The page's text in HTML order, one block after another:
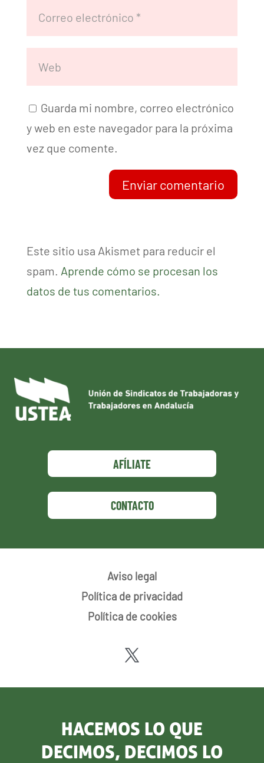
Guarda mi nombre, correo electrónico
y web en este navegador para la próxima
vez que comente.
Enviar comentario
Este sitio usa Akismet para reducir el
spam. Aprende cómo se procesan los
datos de tus comentarios.
AFÍLIATE
CONTACTO
Aviso legal
Política de privacidad
Política de cookies
HACEMOS LO QUE
DECIMOS, DECIMOS LO